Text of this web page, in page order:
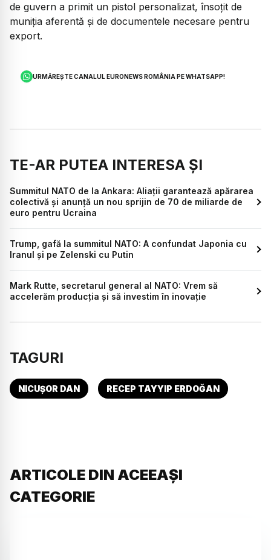
de guvern a primit un pistol personalizat, însoțit de
muniția aferentă și de documentele necesare pentru
export.
URMĂREȘTE CANALUL EURONEWS ROMÂNIA PE WHATSAPP!
TE-AR PUTEA INTERESA ȘI
Summitul NATO de la Ankara: Aliații garantează apărarea
colectivă și anunță un nou sprijin de 70 de miliarde de
euro pentru Ucraina
Trump, gafă la summitul NATO: A confundat Japonia cu
Iranul și pe Zelenski cu Putin
Mark Rutte, secretarul general al NATO: Vrem să
accelerăm producția și să investim în inovație
TAGURI
NICUȘOR DAN RECEP TAYYIP ERDOĞAN
ARTICOLE DIN ACEEAȘI
CATEGORIE